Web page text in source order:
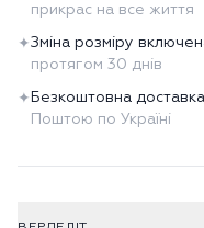
прикрас на все життя
✦Зміна розміру
протягом 30 днів
✦ Безкоштовна доставка
Поштою по Україні